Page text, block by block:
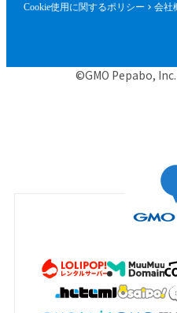
Cookie使用に関するポリシー
会社
©GMO Pepabo,